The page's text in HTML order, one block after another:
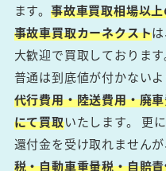
ます。事故車買取相場以
事故車買取カーネクスト
大歓迎で買取しております
普通は到底値が付かない
代行費用・陸送費用・廃
にて買取いたします。 更
還付金を受け取れません
税・自動車重量税・自賠